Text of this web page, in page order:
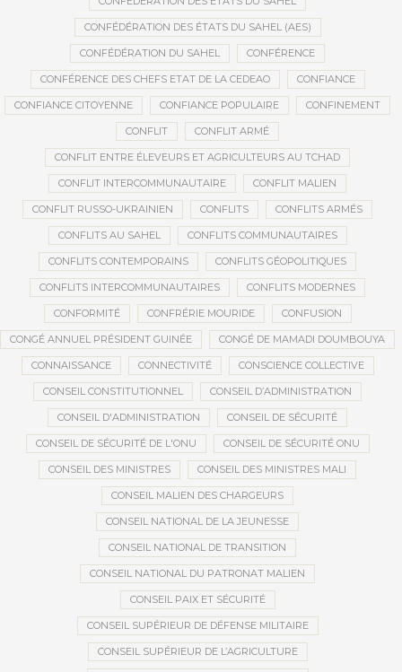
CONFÉDÉRATION DES ÉTATS DU SAHEL (AES)
CONFÉDÉRATION DU SAHEL CONFÉRENCE
CONFÉRENCE DES CHEFS ETAT DE LA CEDEAO CONFIANCE
CONFIANCE CITOYENNE CONFIANCE POPULAIRE CONFINEMENT
CONFLIT CONFLIT ARMÉ
CONFLIT ENTRE ÉLEVEURS ET AGRICULTEURS AU TCHAD
CONFLIT INTERCOMMUNAUTAIRE CONFLIT MALIEN
CONFLIT RUSSO-UKRAINIEN CONFLITS CONFLITS ARMÉS
CONFLITS AU SAHEL CONFLITS COMMUNAUTAIRES
CONFLITS CONTEMPORAINS CONFLITS GÉOPOLITIQUES
CONFLITS INTERCOMMUNAUTAIRES CONFLITS MODERNES
CONFORMITÉ CONFRÉRIE MOURIDE CONFUSION
CONGÉ ANNUEL PRÉSIDENT GUINÉE CONGÉ DE MAMADI DOUMBOUYA
CONNAISSANCE CONNECTIVITÉ CONSCIENCE COLLECTIVE
CONSEIL CONSTITUTIONNEL CONSEIL D’ADMINISTRATION
CONSEIL D'ADMINISTRATION CONSEIL DE SÉCURITÉ
CONSEIL DE SÉCURITÉ DE L'ONU CONSEIL DE SÉCURITÉ ONU
CONSEIL DES MINISTRES CONSEIL DES MINISTRES MALI
CONSEIL MALIEN DES CHARGEURS
CONSEIL NATIONAL DE LA JEUNESSE
CONSEIL NATIONAL DE TRANSITION
CONSEIL NATIONAL DU PATRONAT MALIEN
CONSEIL PAIX ET SÉCURITÉ
CONSEIL SUPÉRIEUR DE DÉFENSE MILITAIRE
CONSEIL SUPÉRIEUR DE L’AGRICULTURE